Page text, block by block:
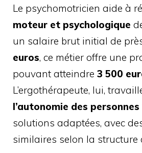
Le psychomotricien aide à
moteur et psychologique
un salaire brut initial de
euros, ce métier offre une
pouvant atteindre 3 500
L’ergothérapeute, lui,
l’autonomie des personnes
solutions adaptées, avec
similaires selon la structure